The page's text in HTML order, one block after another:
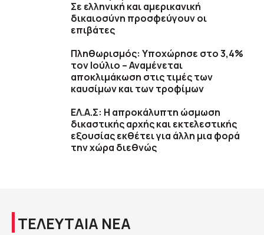
Σε ελληνική και αμερικανική
δικαιοσύνη προσφεύγουν οι
επιβάτες
Πληθωρισμός: Υποχώρησε στο 3,4%
τον Ιούλιο – Αναμένεται
αποκλιμάκωση στις τιμές των
καυσίμων και των τροφίμων
ΕΛ.Α.Σ: Η απροκάλυπτη ώσμωση
δικαστικής αρχής και εκτελεστικής
εξουσίας εκθέτει για άλλη μια φορά
την χώρα διεθνώς
ΤΕΛΕΥΤΑΙΑ ΝΕΑ